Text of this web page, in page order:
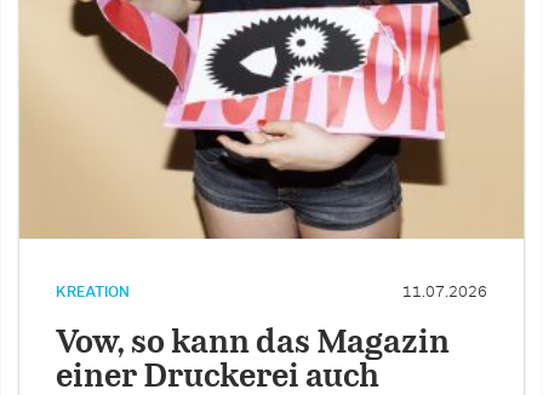
KREATION 11.07.2026
Vow, so kann das Magazin
einer Druckerei auch